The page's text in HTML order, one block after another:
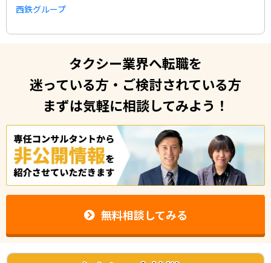
西鉄グループ
タクシー業界へ転職を
迷っている方・ご検討されている方
まずは気軽に相談してみよう！
無料相談してみる